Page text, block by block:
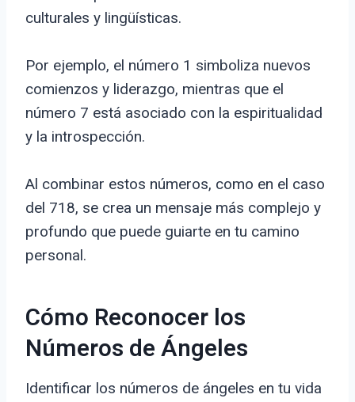
culturales y lingüísticas.
Por ejemplo, el número 1 simboliza nuevos
comienzos y liderazgo, mientras que el
número 7 está asociado con la espiritualidad
y la introspección.
Al combinar estos números, como en el caso
del 718, se crea un mensaje más complejo y
profundo que puede guiarte en tu camino
personal.
Cómo Reconocer los
Números de Ángeles
Identificar los números de ángeles en tu vida